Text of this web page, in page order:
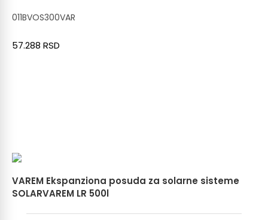
011BVOS300VAR
57.288 RSD
VAREM Ekspanziona posuda za solarne sisteme
SOLARVAREM LR 500l